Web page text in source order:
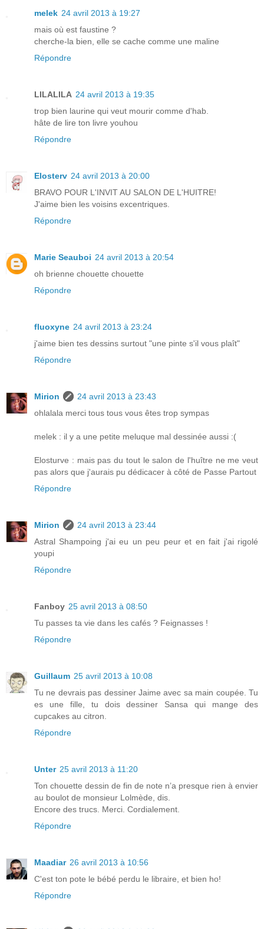
melek 24 avril 2013 à 19:27
mais où est faustine ?
cherche-la bien, elle se cache comme une maline
Répondre
LILALILA 24 avril 2013 à 19:35
trop bien laurine qui veut mourir comme d'hab.
hâte de lire ton livre youhou
Répondre
Elosterv 24 avril 2013 à 20:00
BRAVO POUR L'INVIT AU SALON DE L'HUITRE!
J'aime bien les voisins excentriques.
Répondre
Marie Seauboi 24 avril 2013 à 20:54
oh brienne chouette chouette
Répondre
fluoxyne 24 avril 2013 à 23:24
j'aime bien tes dessins surtout "une pinte s'il vous plaît"
Répondre
Mirion
24 avril 2013 à 23:43
ohlalala merci tous tous vous êtes trop sympas
melek : il y a une petite meluque mal dessinée aussi :(
Elosturve : mais pas du tout le salon de l'huître ne me veut
pas alors que j'aurais pu dédicacer à côté de Passe Partout
Répondre
Mirion
24 avril 2013 à 23:44
Astral Shampoing j'ai eu un peu peur et en fait j'ai rigolé
youpi
Répondre
Fanboy 25 avril 2013 à 08:50
Tu passes ta vie dans les cafés ? Feignasses !
Répondre
Guillaum 25 avril 2013 à 10:08
Tu ne devrais pas dessiner Jaime avec sa main coupée. Tu
es une fille, tu dois dessiner Sansa qui mange des
cupcakes au citron.
Répondre
Unter 25 avril 2013 à 11:20
Ton chouette dessin de fin de note n’a presque rien à envier
au boulot de monsieur Lolmède, dis.
Encore des trucs. Merci. Cordialement.
Répondre
Maadiar 26 avril 2013 à 10:56
C'est ton pote le bébé perdu le libraire, et bien ho!
Répondre